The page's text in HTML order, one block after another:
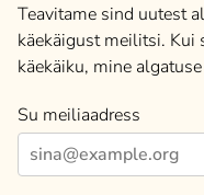
Teavitame sind uutest
käekäigust meilitsi. Kui
käekäiku, mine
Su meiliaadress